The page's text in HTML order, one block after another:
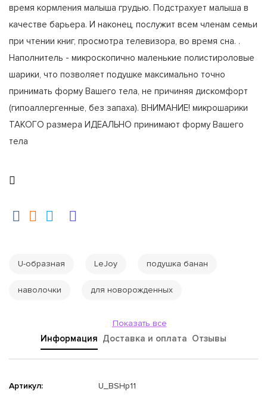
время кормления малыша грудью. Подстрахует малыша в
качестве барьера. И наконец, послужит всем членам семьи
при чтении книг, просмотра телевизора, во время сна. .
Наполнитель - микроскопично маленькие полистироловые
шарики, что позволяет подушке максимально точно
принимать форму Вашего тела, не причиняя дискомфорт
(гипоаллергенные, без запаха). ВНИМАНИЕ! микрошарики
ТАКОГО размера ИДЕАЛЬНО принимают форму Вашего
тела
U-образная LeJoy подушка банан
наволочки для новорожденных
Показать все
Информация Доставка и оплата Отзывы
Артикул: U_BSHp11